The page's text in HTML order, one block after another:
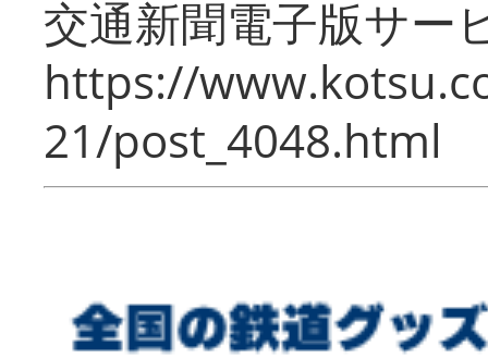
交通新聞電子版サー
https://
21/post_4048.html